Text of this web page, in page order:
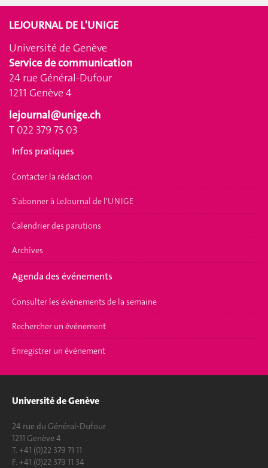
LEJOURNAL DE L'UNIGE
Université de Genève
Service de communication
24 rue Général-Dufour
1211 Genève 4
lejournal@unige.ch
T 022 379 75 03
Infos pratiques
Contacter la rédaction
S'abonner à LeJournal de l'UNIGE
Calendrier des parutions
Archives
Agenda des événements
Consulter les événements de la semaine
Rechercher un événement
Enregistrer un événement
Université de Genève
24 rue du Général-Dufour
1211 Genève 4
T. +41 (0)22 379 71 11
F. +41 (0)22 379 11 34